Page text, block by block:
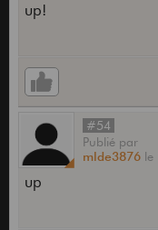
up!
#54
Publié par
mlde3876 le
up